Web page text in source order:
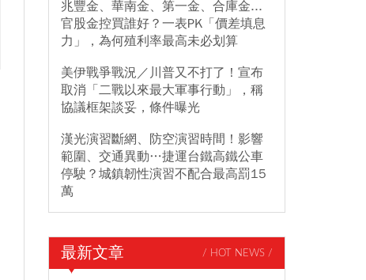
兆豐金、華南金、第一金、合庫金...
官股金控買誰好？一表PK「價差填息
力」，為何殖利率最高未必划算
美伊戰爭戰況／川普又不打了！宣布
取消「二戰以來最大軍事行動」，稱
協議框架談妥，條件曝光
漢光演習斷網、防空演習時間！影響
範圍、交通異動…捷運台鐵高鐵公車
停駛？城鎮韌性演習不配合最高罰15
萬
最新文章 / HOT NEWS /